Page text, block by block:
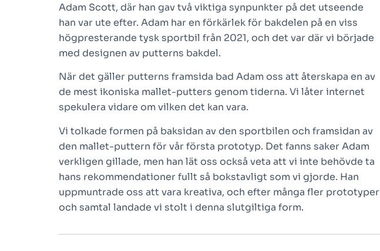
Adam Scott, där han gav två viktiga synpunkter på det utseende
han var ute efter. Adam har en förkärlek för bakdelen på en viss
högpresterande tysk sportbil från 2021, och det var där vi började
med designen av putterns bakdel.
När det gäller putterns framsida bad Adam oss att återskapa en av
de mest ikoniska mallet-putters genom tiderna. Vi låter internet
spekulera vidare om vilken det kan vara.
Vi tolkade formen på baksidan av den sportbilen och framsidan av
den mallet-puttern för vår första prototyp. Det fanns saker Adam
verkligen gillade, men han lät oss också veta att vi inte behövde ta
hans rekommendationer fullt så bokstavligt som vi gjorde. Han
uppmuntrade oss att vara kreativa, och efter många fler prototyper
och samtal landade vi stolt i denna slutgiltiga form.